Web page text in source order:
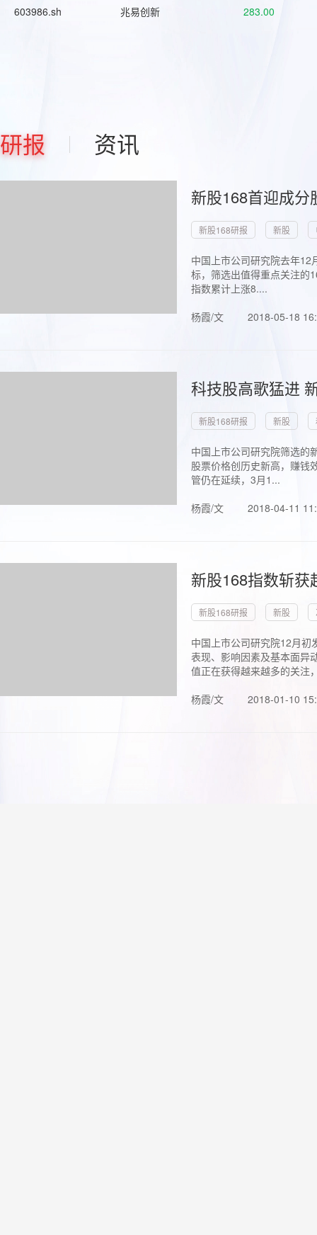
603986.sh 兆易创新 283.00
研报 资讯
新股168首迎成
新股168研报 新股
中国上市公司研究院去年
标，筛选出值得重点关注的
指数累计上涨8....
杨霞/文
2018-05-18
科技股高歌猛进
新股168研报 新股
中国上市公司研究院筛选的
股票价格创历史新高，赚钱
管仍在延续，3月1...
杨霞/文
2018-04-11
新股168指数斩
新股168研报 新股
中国上市公司研究院12月初
表现、影响因素及基本面异
值正在获得越来越多的关注
杨霞/文
2018-01-10